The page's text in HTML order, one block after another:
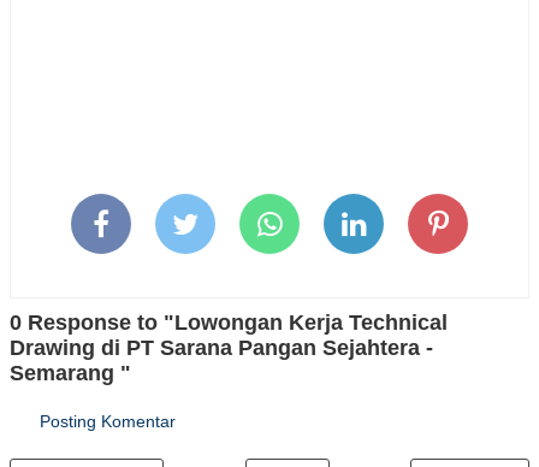
0 Response to "Lowongan Kerja Technical
Drawing di PT Sarana Pangan Sejahtera -
Semarang "
Posting Komentar